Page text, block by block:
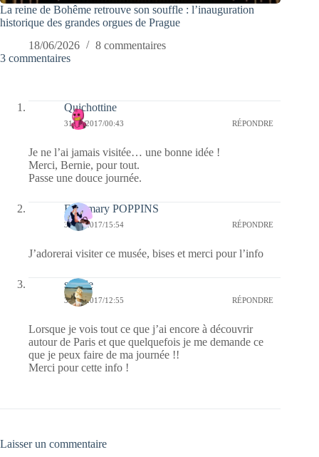
La reine de Bohême retrouve son souffle : l’inauguration
historique des grandes orgues de Prague
18/06/2026
8 commentaires
3 commentaires
Quichottine
31/05/2017/00:43 RÉPONDRE
Je ne l’ai jamais visitée… une bonne idée !
Merci, Bernie, pour tout.
Passe une douce journée.
Fabymary POPPINS
30/05/2017/15:54 RÉPONDRE
J’adorerai visiter ce musée, bises et merci pour l’info
sophie
30/05/2017/12:55 RÉPONDRE
Lorsque je vois tout ce que j’ai encore à découvrir
autour de Paris et que quelquefois je me demande ce
que je peux faire de ma journée !!
Merci pour cette info !
Laisser un commentaire